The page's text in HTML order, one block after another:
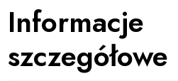
Informacje
szczegółowe